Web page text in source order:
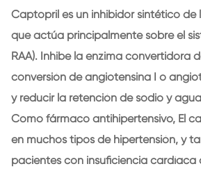
Captopril es un inhibidor sintético
que actúa principalmente sobre el
RAA). Inhibe la enzima convertidora
conversión de angiotensina I o
y reducir la retención de sodio y
Como fármaco antihipertensivo, El
en muchos tipos de hipertensión, y
pacientes con insuficiencia cardíaca